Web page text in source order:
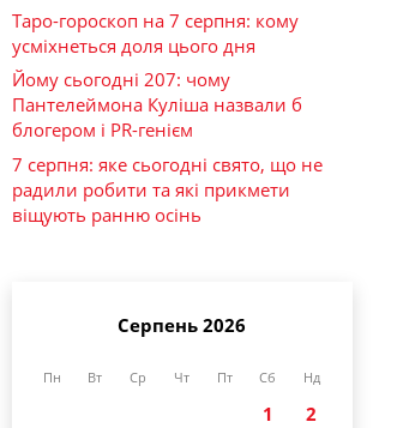
Таро-гороскоп на 7 серпня: кому
усміхнеться доля цього дня
Йому сьогодні 207: чому
Пантелеймона Куліша назвали б
блогером і PR-генієм
7 серпня: яке сьогодні свято, що не
радили робити та які прикмети
віщують ранню осінь
Серпень 2026
Пн Вт Ср Чт Пт Сб Нд
1
2